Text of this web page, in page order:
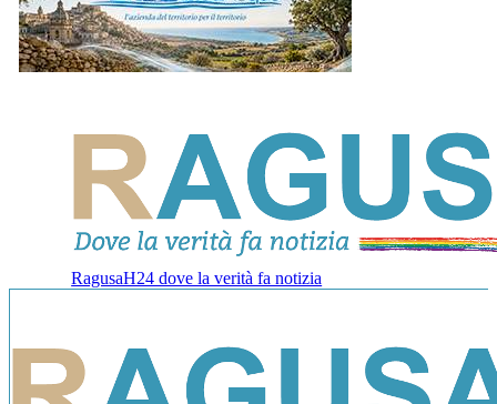
RagusaH24 dove la verità fa notizia